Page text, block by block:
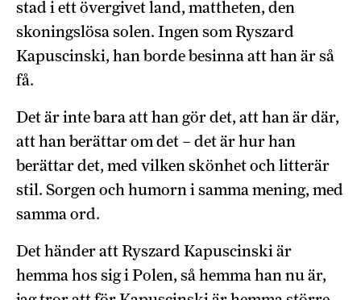
stad i ett övergivet land, mattheten, den
skoningslösa solen. Ingen som Ryszard
Kapuscinski, han borde besinna att han är så
få.
Det är inte bara att han gör det, att han är där,
att han berättar om det – det är hur han
berättar det, med vilken skönhet och litterär
stil. Sorgen och humorn i samma mening, med
samma ord.
Det händer att Ryszard Kapuscinski är
hemma hos sig i Polen, så hemma han nu är,